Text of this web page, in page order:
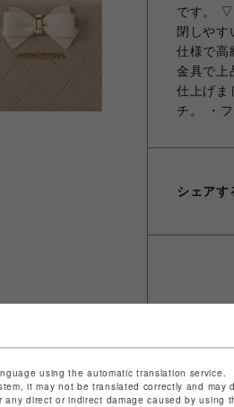
です。 ▽
閉しや
仕様で高
金具で上
仕上げま
チ。 ・
シェアす
using the automatic translation service.
it may not be translated correctly and
direct or indirect damage caused by using